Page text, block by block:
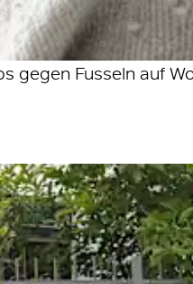
gegen Fusseln auf